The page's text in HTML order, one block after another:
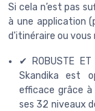
Si cela n’est pas
à une application
d'itinéraire ou
✔ ROBUSTE
Skandika est
efficace grâce
ses 32 niveaux